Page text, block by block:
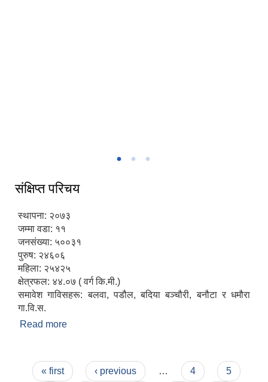
संक्षिप्त परिचय
स्थापना: २०७३
जम्मा वडा: ११
जनसंख्या: ५००३१
पुरुष: २४६०६
महिला: २५४२५
क्षेत्रफल: ४४.०७ ( वर्ग कि.मी.)
समावेश गाविसहरू: बलवा, पडौल, बदिया बञ्चौरी, बनौटा र धमौरा
गा.वि.स.
Read more
Pages
« first ‹ previous … 4
5